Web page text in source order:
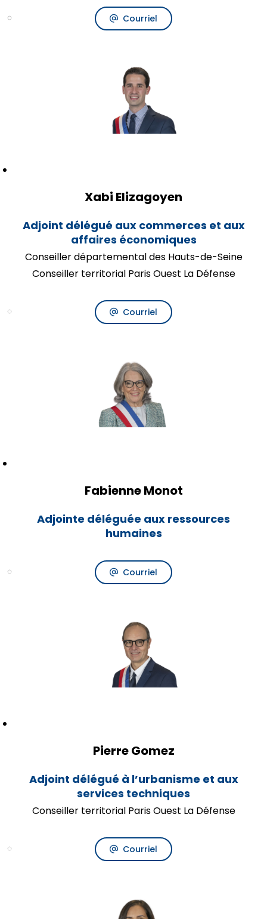
Courriel
Xabi Elizagoyen
Adjoint délégué aux commerces et aux
affaires économiques
Conseiller départemental des Hauts-de-Seine
Conseiller territorial Paris Ouest La Défense
Courriel
Fabienne Monot
Adjointe déléguée aux ressources
humaines
Courriel
Pierre Gomez
Adjoint délégué à l’urbanisme et aux
services techniques
Conseiller territorial Paris Ouest La Défense
Courriel